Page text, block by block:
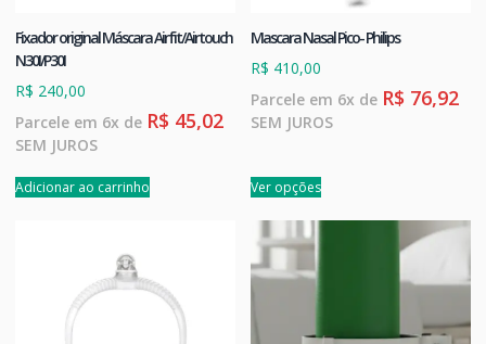
Fixador original Máscara Airfit/Airtouch
N30I/P30I
R$ 240,00
Parcele em 6x de R$ 45,02
SEM JUROS
Adicionar ao carrinho
Mascara Nasal Pico- Philips
R$ 410,00
Parcele em 6x de R$ 76,92
SEM JUROS
Ver opções